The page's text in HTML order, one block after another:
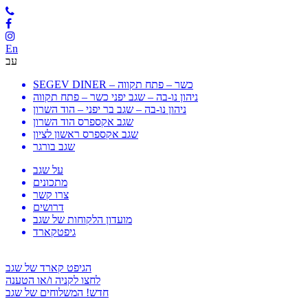
En
עב
SEGEV DINER – כשר – פתח תקווה
ניהון נו-בה – שגב יפני כשר – פתח תקווה
ניהון נו-בה – שגב בר יפני – הוד השרון
שגב אקספרס הוד השרון
שגב אקספרס ראשון לציון
שגב בורגר
על שגב
מתכונים
צרו קשר
דרושים
מועדון הלקוחות של שגב
גיפטקארד
הגיפט קארד של שגב
לחצו לקניה ו/או הטענה
חדש! המשלוחים של שגב